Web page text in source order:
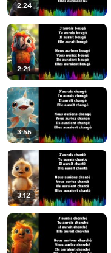
2:24
2:21
3:55
3:12